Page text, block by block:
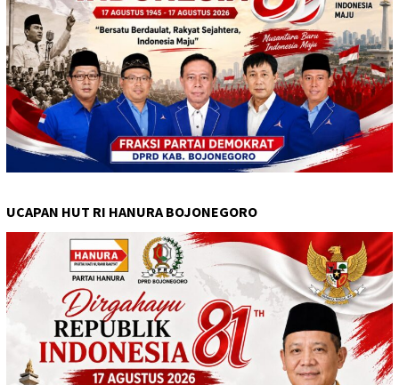
UCAPAN HUT RI HANURA BOJONEGORO